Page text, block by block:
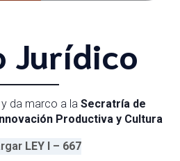
Jurídico
da marco a la Secratría de
Productiva y Cultura
LEY I – 667